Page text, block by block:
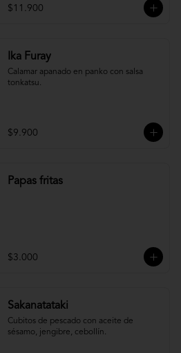
$11.900
Ika Furay
Calamar apanado en panko con salsa
tonkatsu.
$9.900
Papas fritas
$3.000
Sakanatataki
Cubitos de pescado con aceite de
sésamo, jengibre, cebollín.